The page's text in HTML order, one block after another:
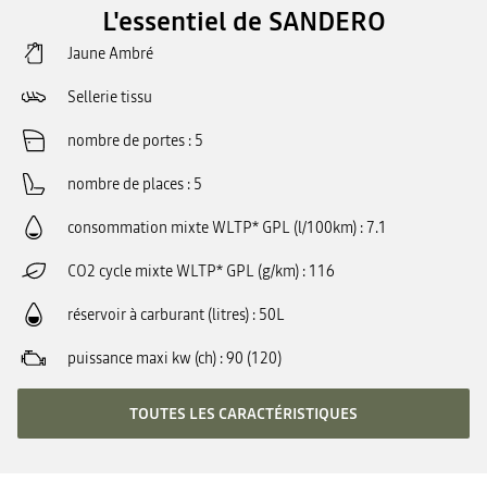
L'essentiel de SANDERO
Jaune Ambré
Sellerie tissu
nombre de portes 5
nombre de places 5
consommation mixte WLTP* GPL (l/100km) 7.1
CO2 cycle mixte WLTP* GPL (g/km) 116
réservoir à carburant (litres) 50L
puissance maxi kw (ch) 90 (120)
TOUTES LES CARACTÉRISTIQUES